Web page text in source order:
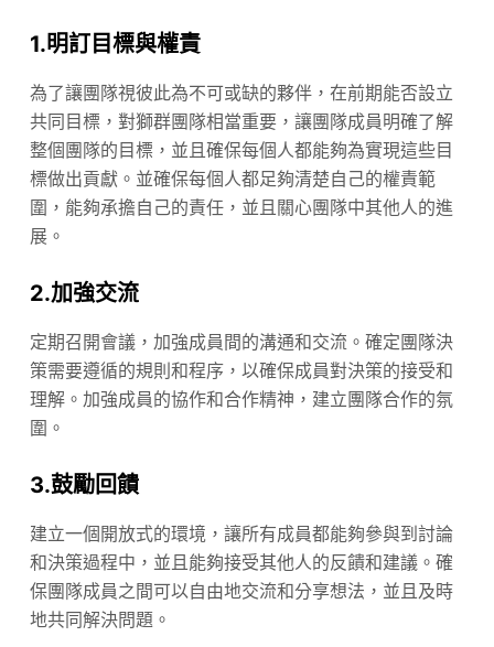
1.明訂目標與權責
為了讓團隊視彼此為不可或缺的夥伴，在前期能否設立
共同目標，對獅群團隊相當重要，讓團隊成員明確了解
整個團隊的目標，並且確保每個人都能夠為實現這些目
標做出貢獻。並確保每個人都足夠清楚自己的權責範
圍，能夠承擔自己的責任，並且關心團隊中其他人的進
展。
2.加強交流
定期召開會議，加強成員間的溝通和交流。確定團隊決
策需要遵循的規則和程序，以確保成員對決策的接受和
理解。加強成員的協作和合作精神，建立團隊合作的氛
圍。
3.鼓勵回饋
建立一個開放式的環境，讓所有成員都能夠參與到討論
和決策過程中，並且能夠接受其他人的反饋和建議。確
保團隊成員之間可以自由地交流和分享想法，並且及時
地共同解決問題。